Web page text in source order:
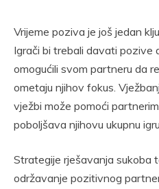
Vrijeme poziva je još jedan
Igrači bi trebali davati pozive
omogućili svom partneru da
ometaju njihov fokus.
vježbi može pomoći
poboljšava njihovu ukupnu
Strategije rješavanja sukoba
održavanje pozitivnog